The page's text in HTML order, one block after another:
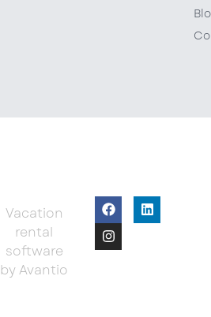
Vacation
rental
software
by Avantio